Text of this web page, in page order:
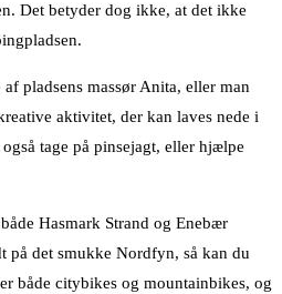
Det betyder dog ikke, at det ikke
pladsens massør Anita, eller man
aktivitet, der kan laves nede i
tage på pinsejagt, eller hjælpe
Hasmark Strand og Enebær
på det smukke Nordfyn, så kan du
både citybikes og mountainbikes, og